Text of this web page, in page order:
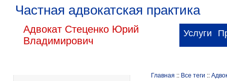
Частная адвокатская практика
Адвокат Стеценко Юрий
Владимирович
Услуги
Главная :: Все теги ::